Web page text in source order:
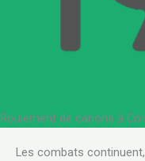
Roulement de canons à
Les combats